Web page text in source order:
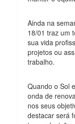
Ainda na
18/01 traz um
sua vida
projetos ou
trabalho.
Quando o Sol
onda de
nos seus
destacar será